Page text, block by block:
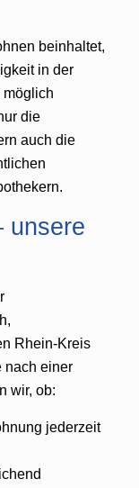
beinhaltet,
in der
die
auch die
unsere
Rhein-Kreis
nach einer
wir, ob:
jederzeit